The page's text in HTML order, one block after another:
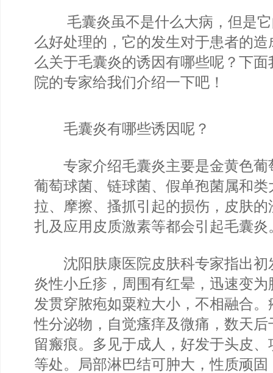
毛囊炎虽不是什么大病，但是它
么好处理的，它的发生对于患者的
么关于毛囊炎的诱因有哪些呢？下
院的专家给我们介绍一下吧！
毛囊炎有哪些诱因呢？
专家介绍毛囊炎主要是金黄色葡
葡萄球菌、链球菌、假单孢菌属和
拉、摩擦、搔抓引起的损伤，皮肤
扎及应用皮质激素等都会引起毛囊炎
沈阳肤康医院皮肤科专家指出初
炎性小丘疹，周围有红晕，迅速变
发贯穿脓疱如粟粒大小，不相融合
性分泌物，自觉瘙痒及微痛，数天
留瘢痕。多见于成人，好发于头皮
等处。局部淋巴结可肿大，性质顽